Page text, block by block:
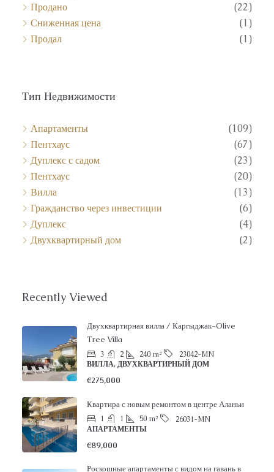
Сниженная цена
(1)
Продал
(1)
Пентхаус
(67)
Дуплекс с садом
(23)
Пентхаус
(20)
Вилла
(13)
Гражданство через инвестиции
(6)
Дуплекс
(4)
Двухквартирный дом
(2)
Tree Villa
3 2
ВИЛЛА, ДВУХКВАРТИРНЫЙ ДОМ
€275,000
1 1 50 m²
26031-MN
АПАРТАМЕНТЫ
€89,000
Роскошные апартаменты с видом на гавань в
Кале Аланья